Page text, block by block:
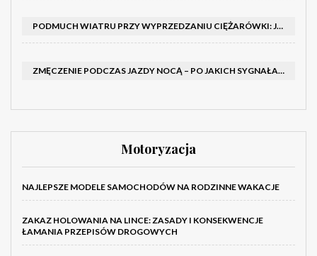
PODMUCH WIATRU PRZY WYPRZEDZANIU CIĘŻARÓWKI: JAK UTRZYMAĆ TOR JAZDY I OPANOWAĆ AUTO
ZMĘCZENIE PODCZAS JAZDY NOCĄ – PO JAKICH SYGNAŁACH ROZPOZNAĆ SENNOŚĆ ZA KIEROWNICĄ I KIEDY ZROBIĆ PRZERWĘ
Motoryzacja
NAJLEPSZE MODELE SAMOCHODÓW NA RODZINNE WAKACJE
ZAKAZ HOLOWANIA NA LINCE: ZASADY I KONSEKWENCJE
ŁAMANIA PRZEPISÓW DROGOWYCH